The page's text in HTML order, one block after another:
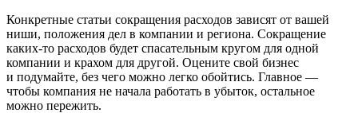
Конкретные статьи сокращения расходов зависят от вашей
ниши, положения дел в компании и региона. Сокращение
каких-то расходов будет спасательным кругом для одной
компании и крахом для другой. Оцените свой бизнес
и подумайте, без чего можно легко обойтись. Главное —
чтобы компания не начала работать в убыток, остальное
можно пережить.